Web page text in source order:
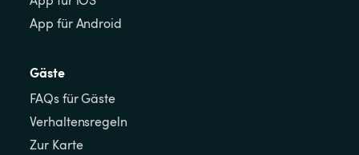
App für Android
Gäste
FAQs für Gäste
Verhaltensregeln
Zur Karte